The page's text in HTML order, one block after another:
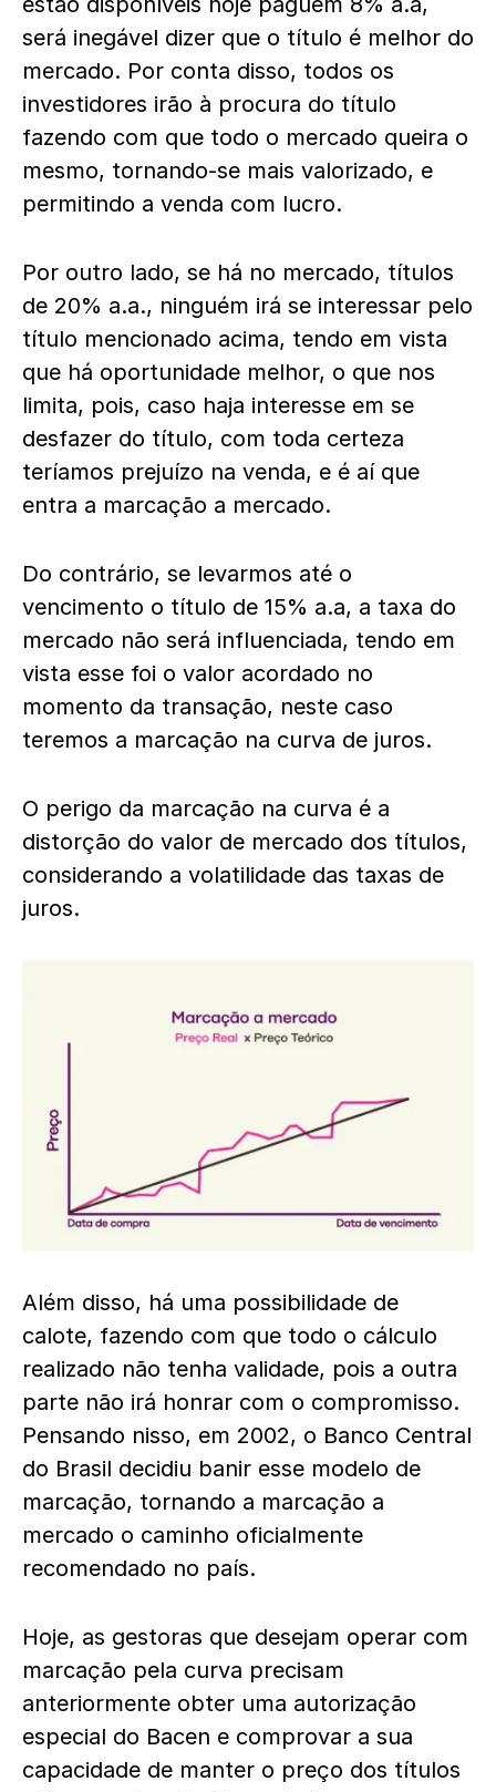
será inegável dizer que o título é melhor do
mercado. Por conta disso, todos os
investidores irão à procura do título
fazendo com que todo o mercado queira o
mesmo, tornando-se mais valorizado, e
permitindo a venda com lucro.
Por outro lado, se há no mercado, títulos
de 20% a.a., ninguém irá se interessar pelo
título mencionado acima, tendo em vista
que há oportunidade melhor, o que nos
limita, pois, caso haja interesse em se
desfazer do título, com toda certeza
teríamos prejuízo na venda, e é aí que
entra a marcação a mercado.
Do contrário, se levarmos até o
vencimento o título de 15% a.a, a taxa do
mercado não será influenciada, tendo em
vista esse foi o valor acordado no
momento da transação, neste caso
teremos a marcação na curva de juros.
O perigo da marcação na curva é a
distorção do valor de mercado dos títulos,
considerando a volatilidade das taxas de
juros.
Além disso, há uma possibilidade de
calote, fazendo com que todo o cálculo
realizado não tenha validade, pois a outra
parte não irá honrar com o compromisso.
Pensando nisso, em 2002, o Banco Central
do Brasil decidiu banir esse modelo de
marcação, tornando a marcação a
mercado o caminho oficialmente
recomendado no país.
Hoje, as gestoras que desejam operar com
marcação pela curva precisam
anteriormente obter uma autorização
especial do Bacen e comprovar a sua
capacidade de manter o preço dos títulos